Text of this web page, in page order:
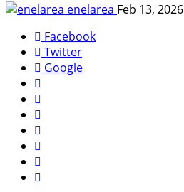
enelarea Feb 13, 2026
Facebook
Twitter
Google